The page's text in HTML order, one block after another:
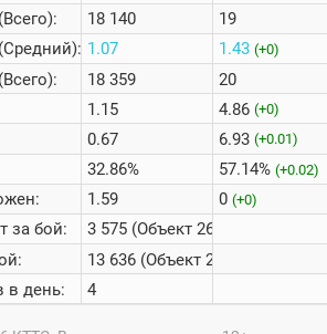
за бой:
в день:
18 140
1.07
18 359
1.15
0.67
32.86%
1.59
3 575 (Объект 263)
13 636 (Объект 263)
4
19
1.43 (+0)
20
4.86 (+0)
6.93 (+0.01)
57.14% (+0.02)
0 (+0)